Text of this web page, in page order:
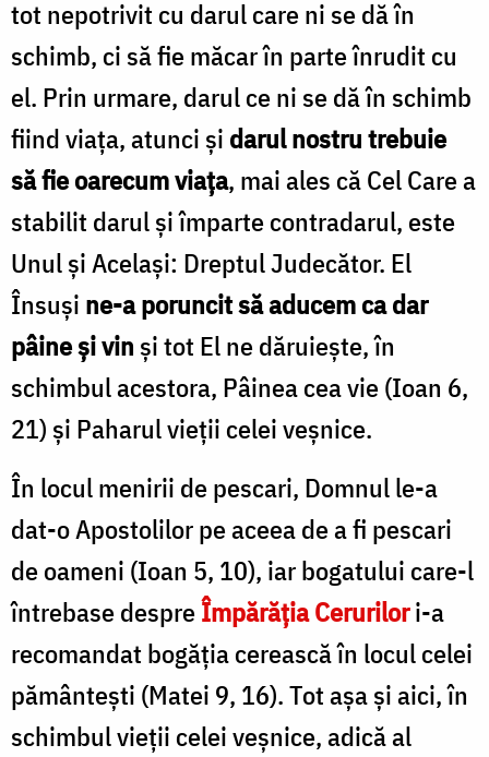
tot nepotrivit cu darul care ni se dă în
schimb, ci să fie măcar în parte înrudit cu
el. Prin urmare, darul ce ni se dă în schimb
fiind viața, atunci și darul nostru trebuie
să fie oarecum viața, mai ales că Cel Care a
stabilit darul și împarte contradarul, este
Unul și Același: Dreptul Judecător. El
Însuși ne-a poruncit să aducem ca dar
pâine și vinși tot El ne dăruiește, în
schimbul acestora, Pâinea cea vie (Ioan 6,
21) și Paharul vieții celei veșnice.
În locul menirii de pescari, Domnul le-a
dat-o Apostolilor pe aceea de a fi pescari
de oameni (Ioan 5, 10), iar bogatului care-l
întrebase despreÎmpărăția Cerurilori-a
recomandat bogăția cerească în locul celei
pământești (Matei 9, 16). Tot așa și aici, în
schimbul vieții celei veșnice, adică al